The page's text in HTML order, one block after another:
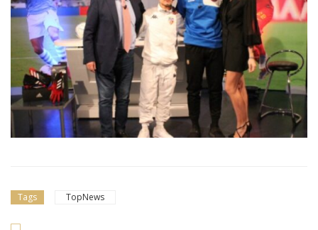
Tags TopNews